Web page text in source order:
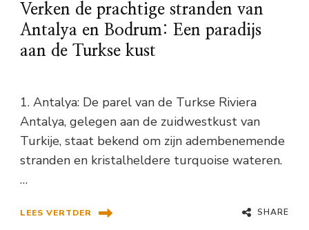
Verken de prachtige stranden van
Antalya en Bodrum: Een paradijs
aan de Turkse kust
1. Antalya: De parel van de Turkse Riviera
Antalya, gelegen aan de zuidwestkust van
Turkije, staat bekend om zijn adembenemende
stranden en kristalheldere turquoise wateren.
…
LEES VERTDER SHARE